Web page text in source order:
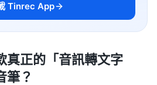
Tinrec App
真正的「音訊轉文字
筆？